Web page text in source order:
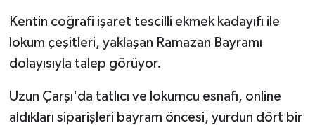
Kentin coğrafi işaret tescilli ekmek kadayıfı ile
lokum çeşitleri, yaklaşan Ramazan Bayramı
dolayısıyla talep görüyor.
Uzun Çarşı'da tatlıcı ve lokumcu esnafı, online
aldıkları siparişleri bayram öncesi, yurdun dört bir